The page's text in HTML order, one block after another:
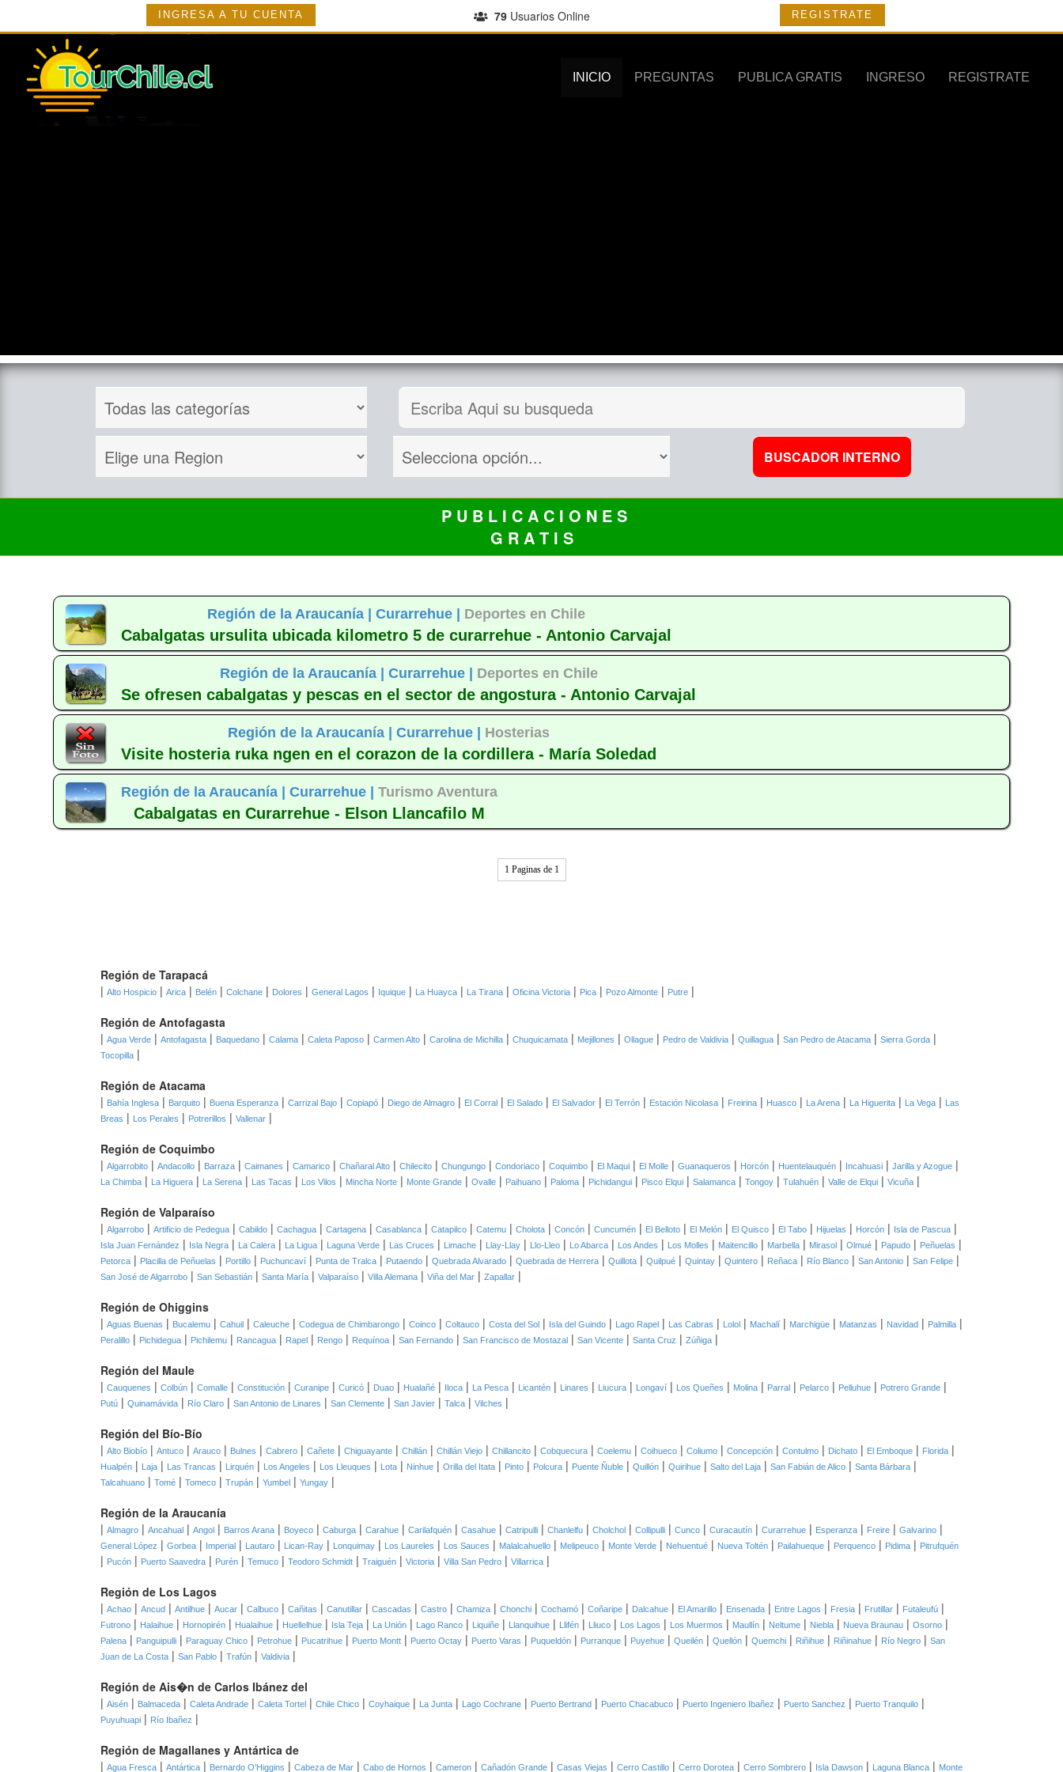
INGRESA A TU CUENTA 79Usuarios Online REGISTRATE
INICIO PREGUNTAS PUBLICA GRATIS INGRESO REGISTRATE
P U B L I C A C I O N E S
G R A T I S
Región de la Araucanía |Curarrehue | Deportes en Chile
Cabalgatas ursulita ubicada kilometro 5 de curarrehue - Antonio Carvajal
Región de la Araucanía | Curarrehue | Deportes en Chile
Se ofresen cabalgatas y pescas en el sector de angostura - Antonio Carvajal
Región de la Araucanía |Curarrehue | Hosterias
Visite hosteria ruka ngen en el corazon de la cordillera - María Soledad
Región de la Araucanía |Curarrehue |Turismo Aventura
Cabalgatas en Curarrehue - Elson Llancafilo M
1 Paginas de 1
Región de Tarapacá
| Alto Hospicio | Arica | Belén | Colchane | Dolores | General Lagos | Iquique | La Huayca | La Tirana | Oficina Victoria | Pica | Pozo Almonte | Putre |
Región de Antofagasta
| Agua Verde | Antofagasta | Baquedano | Calama | Caleta Paposo | Carmen Alto | Carolina de Michilla | Chuquicamata | Mejillones | Ollague | Pedro de Valdivia | Quillagua | San Pedro de Atacama | Sierra Gorda |
Tocopilla |
Región de Atacama
| Bahía Inglesa | Barquito | Buena Esperanza | Carrizal Bajo | Copiapó | Diego de Almagro | El Corral | El Salado | El Salvador | El Terrón | Estación Nicolasa | Freirina | Huasco | La Arena | La Higuerita | La Vega | Las
Breas | Los Perales | Potrerillos | Vallenar |
Región de Coquimbo
| Algarrobito | Andacollo | Barraza | Caimanes | Camarico | Chañaral Alto | Chilecito | Chungungo | Condoriaco | Coquimbo | El Maqui | El Molle | Guanaqueros | Horcón | Huentelauquén | Incahuasi | Jarilla y Azogue |
La Chimba | La Higuera | La Serena | Las Tacas | Los Vilos | Mincha Norte | Monte Grande | Ovalle | Paihuano | Paloma | Pichidangui | Pisco Elqui | Salamanca | Tongoy | Tulahuén | Valle de Elqui | Vicuña |
Región de Valparaíso
| Algarrobo | Artificio de Pedegua | Cabildo | Cachagua | Cartagena | Casablanca | Catapilco | Catemu | Cholota | Concón | Cuncumén | El Belloto | El Melón | El Quisco | El Tabo | Hijuelas | Horcón | Isla de Pascua |
Isla Juan Fernández | Isla Negra | La Calera | La Ligua | Laguna Verde | Las Cruces | Limache | Llay-Llay | Llo-Lleo | Lo Abarca | Los Andes | Los Molles | Maitencillo | Marbella | Mirasol | Olmué | Papudo | Peñuelas |
Petorca | Placilla de Peñuelas | Portillo | Puchuncaví | Punta de Tralca | Putaendo | Quebrada Alvarado | Quebrada de Herrera | Quillota | Quilpué | Quintay | Quintero | Reñaca | Río Blanco | San Antonio | San Felipe |
San José de Algarrobo | San Sebastián | Santa María | Valparaíso | Villa Alemana | Viña del Mar | Zapallar |
Región de Ohiggins
| Aguas Buenas | Bucalemu | Cahuil | Caleuche | Codegua de Chimbarongo | Coinco | Coltauco | Costa del Sol | Isla del Guindo | Lago Rapel | Las Cabras | Lolol | Machalí | Marchigüe | Matanzas | Navidad | Palmilla |
Peralillo | Pichidegua | Pichilemu | Rancagua | Rapel | Rengo | Requínoa | San Fernando | San Francisco de Mostazal | San Vicente | Santa Cruz | Zúñiga |
Región del Maule
| Cauquenes | Colbún | Comalle | Constitución | Curanipe | Curicó | Duao | Hualañé | Iloca | La Pesca | Licantén | Linares | Liucura | Longaví | Los Queñes | Molina | Parral | Pelarco | Pelluhue | Potrero Grande |
Putú | Quinamávida | Río Claro | San Antonio de Linares | San Clemente | San Javier | Talca | Vilches |
Región del Bío-Bío
| Alto Biobío | Antuco | Arauco | Bulnes | Cabrero | Cañete | Chiguayante | Chillán | Chillán Viejo | Chillancito | Cobquecura | Coelemu | Coihueco | Coliumo | Concepción | Contulmo | Dichato | El Emboque | Florida |
Hualpén | Laja | Las Trancas | Lirquén | Los Angeles | Los Lleuques | Lota | Ninhue | Orilla del Itata | Pinto | Polcura | Puente Ñuble | Quillón | Quirihue | Salto del Laja | San Fabián de Alico | Santa Bárbara |
Talcahuano | Tomé | Tomeco | Trupán | Yumbel | Yungay |
Región de la Araucanía
| Almagro | Ancahual | Angol | Barros Arana | Boyeco | Caburga | Carahue | Carilafquén | Casahue | Catripulli | Chanlelfu | Cholchol | Collipulli | Cunco | Curacautín | Curarrehue | Esperanza | Freire | Galvarino |
General López | Gorbea | Imperial | Lautaro | Lican-Ray | Lonquimay | Los Laureles | Los Sauces | Malalcahuello | Melipeuco | Monte Verde | Nehuentué | Nueva Toltén | Pailahueque | Perquenco | Pidima | Pitrufquén
| Pucón | Puerto Saavedra | Purén | Temuco | Teodoro Schmidt | Traiguén | Victoria | Villa San Pedro | Villarrica |
Región de Los Lagos
| Achao | Ancud | Antilhue | Aucar | Calbuco | Cañitas | Canutillar | Cascadas | Castro | Chamiza | Chonchi | Cochamó | Coñaripe | Dalcahue | El Amarillo | Ensenada | Entre Lagos | Fresia | Frutillar | Futaleufú |
Futrono | Halaihue | Hornopirén | Hualaihue | Huellelhue | Isla Teja | La Unión | Lago Ranco | Liquiñe | Llanquihue | Llifén | Lliuco | Los Lagos | Los Muermos | Maullín | Neltume | Niebla | Nueva Braunau | Osorno |
Palena | Panguipulli | Paraguay Chico | Petrohue | Pucatrihue | Puerto Montt | Puerto Octay | Puerto Varas | Puqueldón | Purranque | Puyehue | Queilén | Quellón | Quemchi | Riñihue | Riñinahue | Río Negro | San
Juan de La Costa | San Pablo | Trafún | Valdivia |
Región de Ais�n de Carlos Ibánez del
| Aisén | Balmaceda | Caleta Andrade | Caleta Tortel | Chile Chico | Coyhaique | La Junta | Lago Cochrane | Puerto Bertrand | Puerto Chacabuco | Puerto Ingeniero Ibañez | Puerto Sanchez | Puerto Tranquilo |
Puyuhuapi | Río Ibañez |
Región de Magallanes y Antártica de
| Agua Fresca | Antártica | Bernardo O'Higgins | Cabeza de Mar | Cabo de Hornos | Cameron | Cañadón Grande | Casas Viejas | Cerro Castillo | Cerro Dorotea | Cerro Sombrero | Isla Dawson | Laguna Blanca | Monte